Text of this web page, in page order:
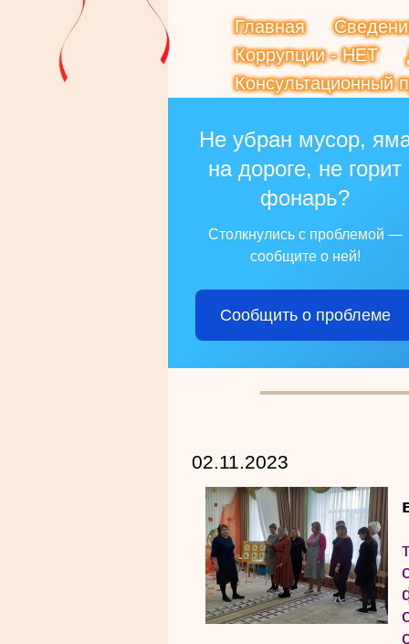
Главная
Коррупции - НЕТ
Консультационный
Не убран мусор,
на дороге, не горит
фонарь?
Столкнулись с проблемой —
сообщите о ней!
Сообщить о проблеме
02.11.2023